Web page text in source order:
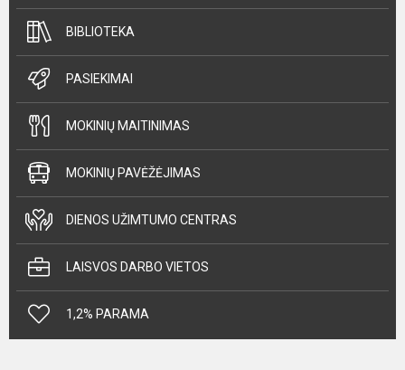
BIBLIOTEKA
PASIEKIMAI
MOKINIŲ MAITINIMAS
MOKINIŲ PAVĖŽĖJIMAS
DIENOS UŽIMTUMO CENTRAS
LAISVOS DARBO VIETOS
1,2% PARAMA